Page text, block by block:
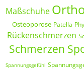
Maßschuhe
Osteoporose Patella
Rückenschmerzen
Schmerzen
Spannungsgefühl